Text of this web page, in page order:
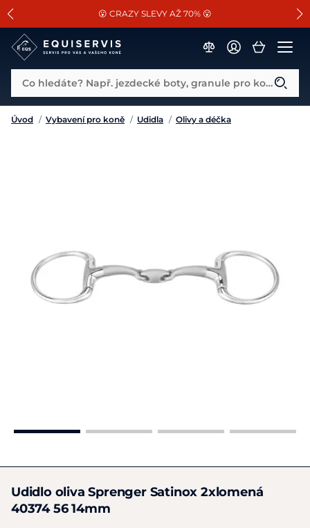
SLEVA 13% na vše od Cassini!
😮 CRAZY SLEVY AŽ 70% 😮
📐Pasování a doplňky k vybraným sedlům ZDARMA 🐴
Co hledáte? Např. jezdecké boty, granule pro koně...
Úvod / Vybavení pro koně / Udidla / Olivy a déčka
Udidlo oliva Sprenger Satinox 2xlomená
40374 56 14mm